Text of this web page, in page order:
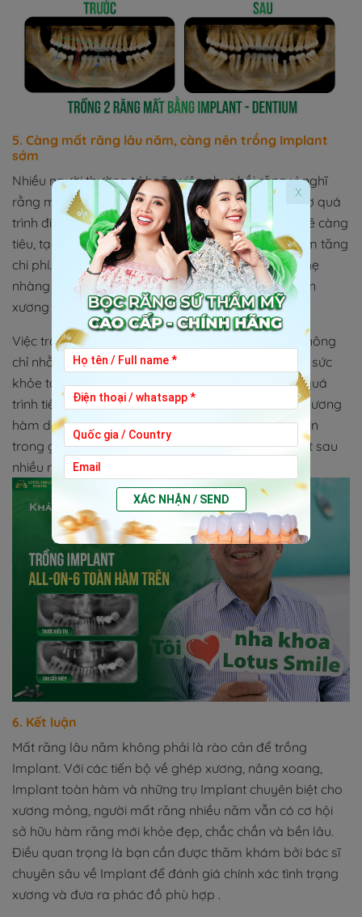
5. Càng mất răng lâu năm, càng nên trồng Implant
sớm
Nhiều người thường trì hoãn việc phục hồi răng vì nghĩ
rằng mình đã quen với việc ăn nhai hiện tại hoặc sợ quá
trình điều trị phức tạp. Nhưng càng để lâu, xương sẽ càng
tiêu, tạo ra nhiều khó khăn hơn trong điều trị và làm tăng
chi phí. Nếu trồng Implant sớm hơn, quy trình sẽ nhẹ
nhàng hơn, thời gian lành thương nhanh hơn và nền
xương cũng được bảo tồn tốt hơn.
Việc trồng Implant cho người mất răng lâu năm không
chỉ nhằm phục hồi thẩm mỹ, mà còn giúp cải thiện sức
khỏe tổng thể. Khi chức năng nhai được phục hồi, quá
trình tiêu hóa ổn định hơn, hạn chế đau khớp thái dương
hàm do nhai lệch và giúp người bệnh lấy lại sự tự tin
trong giao tiếp – điều mà nhiều người đã đánh mất sau
nhiều năm sống chung với tình trạng mất răng.
6. Kết luận
Mất răng lâu năm không phải là rào cản để trồng
Implant. Với các tiến bộ về ghép xương, nâng xoang,
Implant toàn hàm và những trụ Implant chuyên biệt cho
xương mỏng, người mất răng nhiều năm vẫn có cơ hội
sở hữu hàm răng mới khỏe đẹp, chắc chắn và bền lâu.
Điều quan trọng là bạn cần được thăm khám bởi bác sĩ
chuyên sâu về Implant để đánh giá chính xác tình trạng
xương và đưa ra phác đồ phù hợp .
x
XÁC NHẬN / SEND